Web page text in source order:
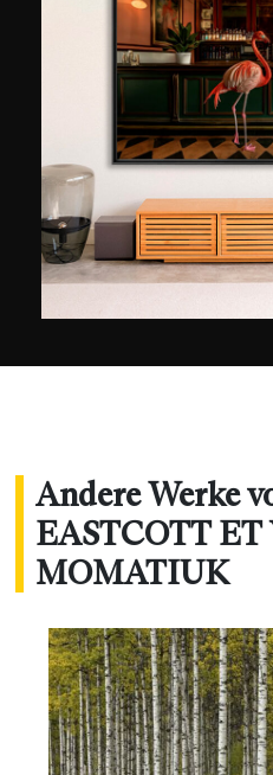
Andere Werke
EASTCOTT ET
MOMATIUK